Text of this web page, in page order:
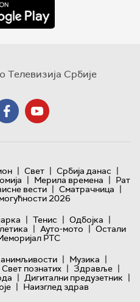
Телевизија Србије
| Свет | Србија данас |
| Мерила времена | Рат
вести | Сматрачница |
2026
| Тенис | Одбојка |
| Ауто-мото | Остали
РТС
| Музика |
Свет познатих | Здравље |
| Дигитални предузетник |
| Наизглед здрав